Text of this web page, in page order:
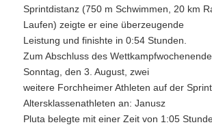
Sprintdistanz (750 m Schwimmen, 20 km
Laufen) zeigte er eine überzeugende
Leistung und finishte in 0:54 Stunden.
Zum Abschluss des
Sonntag, den 3. August, zwei
weitere Forchheimer Athleten auf der
Altersklassenathleten an: Janusz
Pluta belegte mit einer Zeit von 1:05